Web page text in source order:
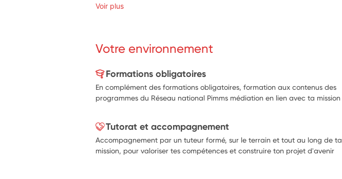
Voir plus
Votre environnement
Formations obligatoires
En complément des formations obligatoires, formation aux contenus des
programmes du Réseau national Pimms médiation en lien avec ta mission
Tutorat et accompagnement
Accompagnement par un tuteur formé, sur le terrain et tout au long de ta
mission, pour valoriser tes compétences et construire ton projet d'avenir